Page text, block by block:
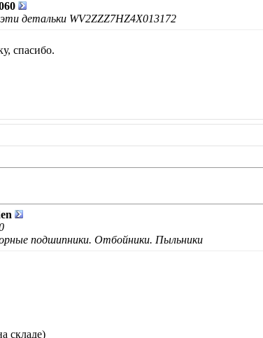
детальки WV2ZZZ7HZ4X013172
спасибо.
подшипники. Отбойники. Пыльники
складе)